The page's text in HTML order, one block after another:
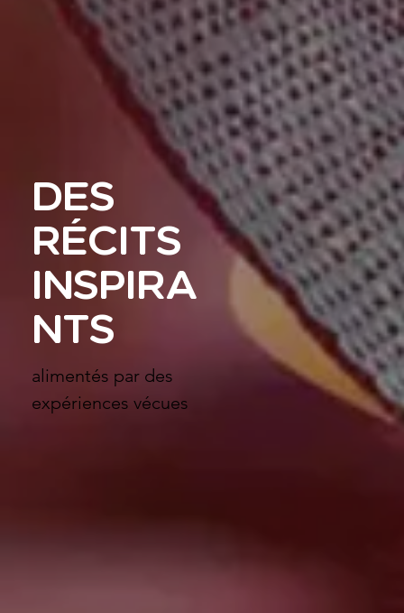
DES
RÉCITS
INSPIRA
NTS
alimentés par des
expériences vécues